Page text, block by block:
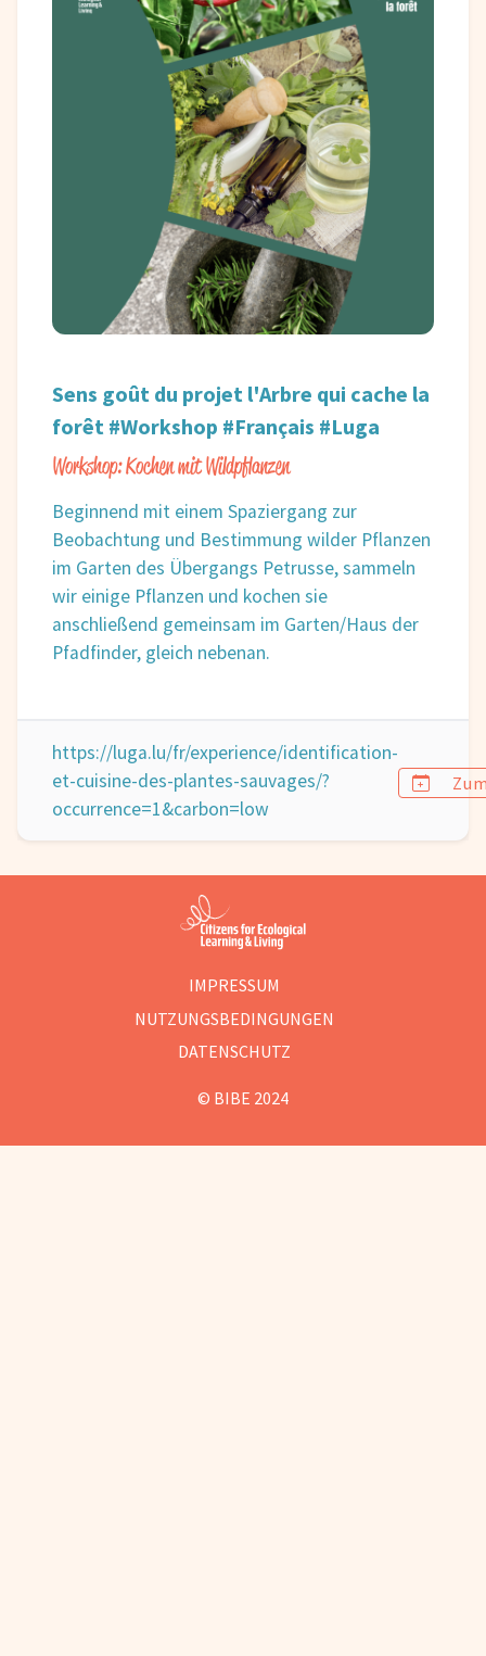
Sens goût du projet l'Arbre qui cache la
forêt #Workshop #Français #Luga
Workshop: Kochen mit Wildpflanzen
Beginnend mit einem Spaziergang zur
Beobachtung und Bestimmung wilder Pflanzen
im Garten des Übergangs Petrusse, sammeln
wir einige Pflanzen und kochen sie
anschließend gemeinsam im Garten/Haus der
Pfadfinder, gleich nebenan.
https://luga.lu/fr/experience/identification-
et-cuisine-des-plantes-sauvages/?
occurrence=1&carbon=low
IMPRESSUM
NUTZUNGSBEDINGUNGEN
DATENSCHUTZ
© BIBE 2024